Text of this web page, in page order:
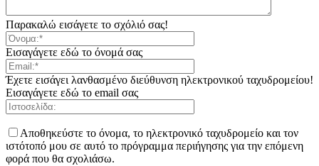
Παρακαλώ εισάγετε το σχόλιό σας!
Εισαγάγετε εδώ το όνομά σας
Έχετε εισάγει λανθασμένο διεύθυνση ηλεκτρονικού ταχυδρομείου!
Εισαγάγετε εδώ το email σας
Αποθηκεύστε το όνομα, το ηλεκτρονικό ταχυδρομείο και τον
ιστότοπό μου σε αυτό το πρόγραμμα περιήγησης για την επόμενη
φορά που θα σχολιάσω.